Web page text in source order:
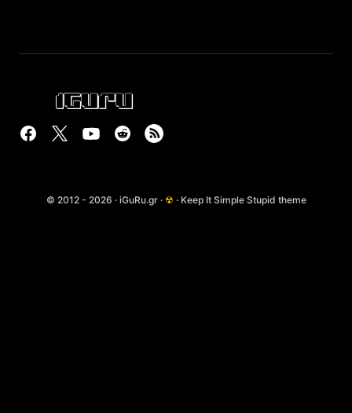
© 2012 - 2026 · iGuRu.gr · ☢ · Keep It Simple Stupid theme